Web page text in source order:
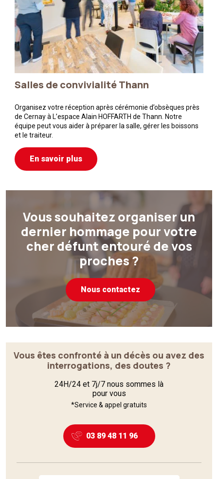
Salles de convivialité Thann
Organisez votre réception après cérémonie d’obsèques près
de Cernay à L’espace Alain HOFFARTH de Thann. Notre
équipe peut vous aider à préparer la salle, gérer les boissons
et le traiteur.
En savoir plus
Vous souhaitez organiser un
dernier hommage pour votre
cher défunt entouré de vos
proches ?
Nous contactez
Vous êtes confronté à un décès ou avez des
interrogations, des doutes ?
24H/24 et 7j/7 nous sommes là
pour vous
*Service & appel gratuits
03 89 48 11 96